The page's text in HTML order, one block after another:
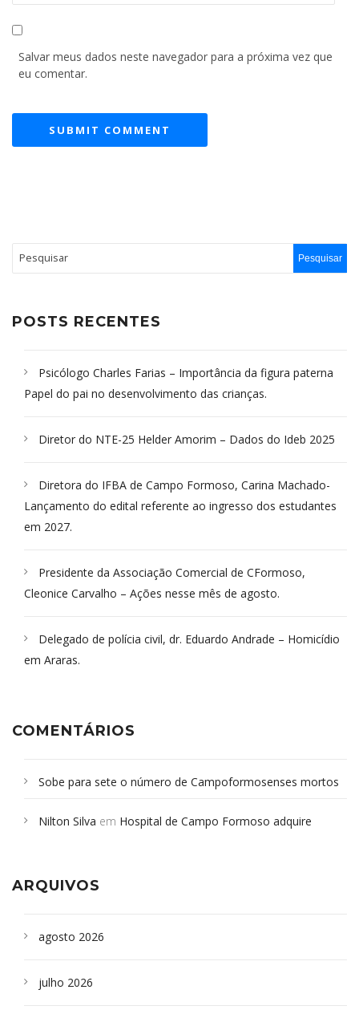
Salvar meus dados neste navegador para a próxima vez que
eu comentar.
POSTS RECENTES
Psicólogo Charles Farias – Importância da figura paterna
Papel do pai no desenvolvimento das crianças.
Diretor do NTE-25 Helder Amorim – Dados do Ideb 2025
Diretora do IFBA de Campo Formoso, Carina Machado-
Lançamento do edital referente ao ingresso dos estudantes
em 2027.
Presidente da Associação Comercial de CFormoso,
Cleonice Carvalho – Ações nesse mês de agosto.
Delegado de polícia civil, dr. Eduardo Andrade – Homicídio
em Araras.
COMENTÁRIOS
Sobe para sete o número de Campoformosenses mortos
Campoformosenses que morreram em desabamentos são
Nilton Silva em Hospital de Campo Formoso adquire
ARQUIVOS
agosto 2026
julho 2026